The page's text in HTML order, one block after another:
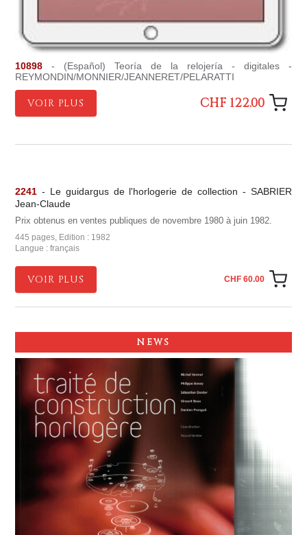
10898 - (Español) Teoría de la relojería - digitales -
REYMONDIN/MONNIER/JEANNERET/PELARATTI
VOIR PLUS CHF 122.00
2241 - Le guidargus de l'horlogerie de collection - SABRIER
Jean-Claude
Prix obtenus en ventes publiques de novembre 1980 à juin 1982.
445 pages, Edition : 1982
Langue : français
VOIR PLUS CHF 60.00